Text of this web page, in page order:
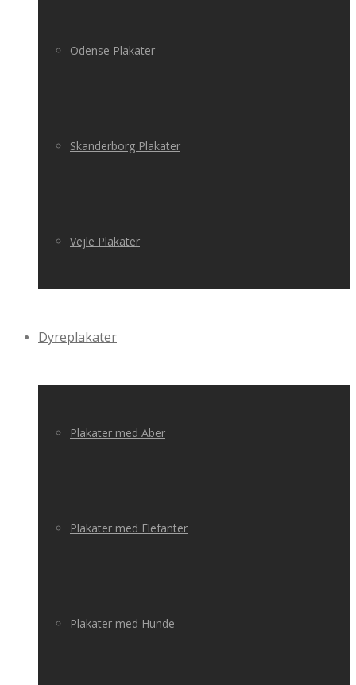
Odense Plakater
Skanderborg Plakater
Vejle Plakater
Dyreplakater
Plakater med Aber
Plakater med Elefanter
Plakater med Hunde